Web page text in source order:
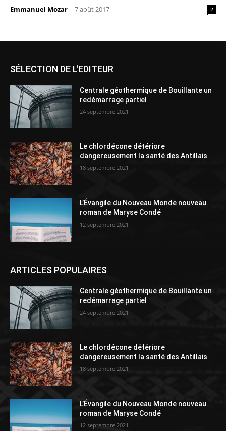
Emmanuel Mozar - 7 août 2017 2
SÉLECTION DE L'EDITEUR
Centrale géothermique de Bouillante un
redémarrage partiel
24 septembre 2021
Le chlordécone détériore
dangereusement la santé des Antillais
18 septembre 2021
L’Évangile du Nouveau Monde nouveau
roman de Maryse Condé
12 septembre 2021
ARTICLES POPULAIRES
Centrale géothermique de Bouillante un
redémarrage partiel
24 septembre 2021
Le chlordécone détériore
dangereusement la santé des Antillais
18 septembre 2021
L’Évangile du Nouveau Monde nouveau
roman de Maryse Condé
12 septembre 2021